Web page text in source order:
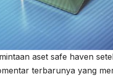
aset safe haven
terbarunya yang